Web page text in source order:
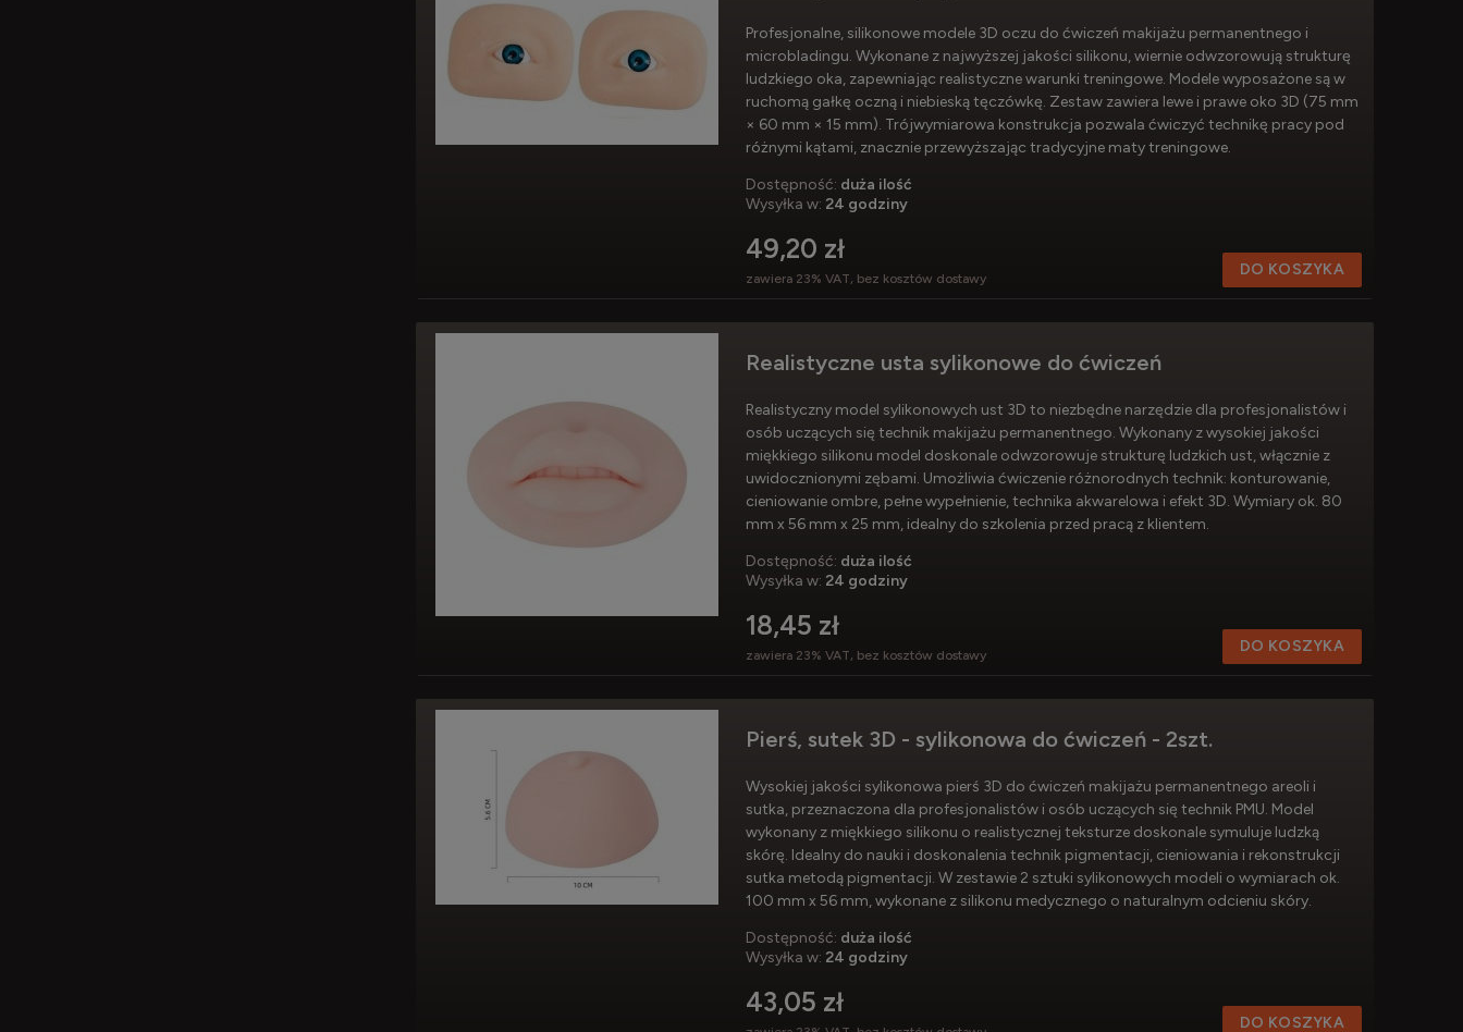
Profesjonalne, silikonowe modele 3D oczu do ćwiczeń makijażu permanentnego i
microbladingu. Wykonane z najwyższej jakości silikonu, wiernie odwzorowują strukturę
ludzkiego oka, zapewniając realistyczne warunki treningowe. Modele wyposażone są w
ruchomą gałkę oczną i niebieską tęczówkę. Zestaw zawiera lewe i prawe oko 3D (75 mm
× 60 mm × 15 mm). Trójwymiarowa konstrukcja pozwala ćwiczyć technikę pracy pod
różnymi kątami, znacznie przewyższając tradycyjne maty treningowe.
Dostępność: duża ilość
Wysyłka w: 24 godziny
49,20 zł
zawiera 23% VAT, bez kosztów dostawy DO KOSZYKA
Realistyczne usta sylikonowe do ćwiczeń
Realistyczny model sylikonowych ust 3D to niezbędne narzędzie dla profesjonalistów i
osób uczących się technik makijażu permanentnego. Wykonany z wysokiej jakości
miękkiego silikonu model doskonale odwzorowuje strukturę ludzkich ust, włącznie z
uwidocznionymi zębami. Umożliwia ćwiczenie różnorodnych technik: konturowanie,
cieniowanie ombre, pełne wypełnienie, technika akwarelowa i efekt 3D. Wymiary ok. 80
mm x 56 mm x 25 mm, idealny do szkolenia przed pracą z klientem.
Dostępność: duża ilość
Wysyłka w: 24 godziny
18,45 zł
zawiera 23% VAT, bez kosztów dostawy DO KOSZYKA
Pierś, sutek 3D - sylikonowa do ćwiczeń - 2szt.
Wysokiej jakości sylikonowa pierś 3D do ćwiczeń makijażu permanentnego areoli i
sutka, przeznaczona dla profesjonalistów i osób uczących się technik PMU. Model
wykonany z miękkiego silikonu o realistycznej teksturze doskonale symuluje ludzką
skórę. Idealny do nauki i doskonalenia technik pigmentacji, cieniowania i rekonstrukcji
sutka metodą pigmentacji. W zestawie 2 sztuki sylikonowych modeli o wymiarach ok.
100 mm x 56 mm, wykonane z silikonu medycznego o naturalnym odcieniu skóry.
Dostępność: duża ilość
Wysyłka w: 24 godziny
43,05 zł
DO KOSZYKA